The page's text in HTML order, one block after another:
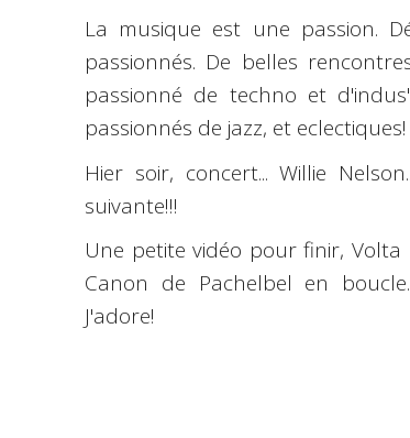
La musique est une passion.
passionnés. De belles
passionné de techno et
passionnés de jazz, et eclectiques!
Hier soir, concert...Willie Nelson
suivante!!!
Une petite vidéo pour finir,Volta
Canon de Pachelbel en
J'adore!